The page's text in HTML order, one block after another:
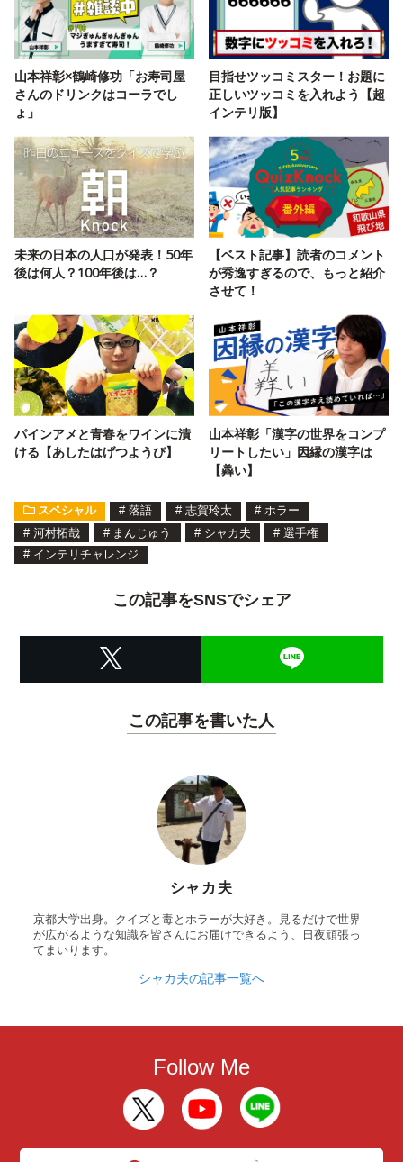
山本祥彰×鶴崎修功「お寿司屋
さんのドリンクはコーラでし
ょ」
目指せツッコミスター！お題に
正しいツッコミを入れよう【超
インテリ版】
未来の日本の人口が発表！50年
後は何人？100年後は…？
【ベスト記事】読者のコメント
が秀逸すぎるので、もっと紹介
させて！
パインアメと青春をワインに漬
ける【あしたはげつようび】
山本祥彰「漢字の世界をコンプ
リートしたい」因縁の漢字は
【羴い】
スペシャル # 落語 # 志賀玲太 # ホラー
# 河村拓哉 # まんじゅう # シャカ夫 # 選手権
# インテリチャレンジ
この記事をSNSでシェア
この記事を書いた人
シャカ夫
京都大学出身。クイズと毒とホラーが大好き。見るだけで世界
が広がるような知識を皆さんにお届けできるよう、日夜頑張っ
てまいります。
シャカ夫の記事一覧へ
Follow Me